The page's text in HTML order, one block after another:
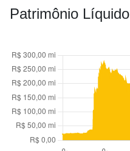
Patrimônio Líquido